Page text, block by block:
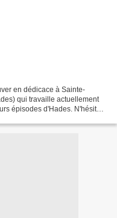
en dédicace à Sainte-
qui travaille actuellement
épisodes d'Hades. N'hésitez